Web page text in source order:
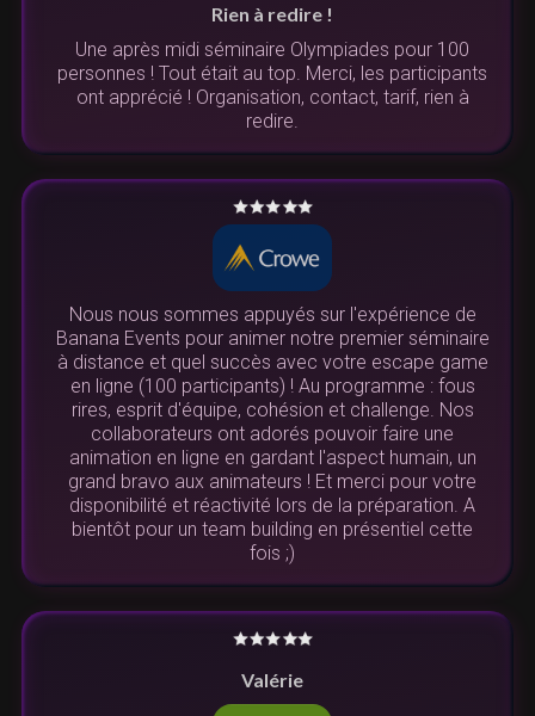
Rien à redire !
Une après midi séminaire Olympiades pour 100
personnes ! Tout était au top. Merci, les participants
ont apprécié ! Organisation, contact, tarif, rien à
redire.
Nous nous sommes appuyés sur l'expérience de
Banana Events pour animer notre premier séminaire
à distance et quel succès avec votre escape game
en ligne (100 participants) ! Au programme : fous
rires, esprit d'équipe, cohésion et challenge. Nos
collaborateurs ont adorés pouvoir faire une
animation en ligne en gardant l'aspect humain, un
grand bravo aux animateurs ! Et merci pour votre
disponibilité et réactivité lors de la préparation. A
bientôt pour un team building en présentiel cette
fois ;)
Valérie